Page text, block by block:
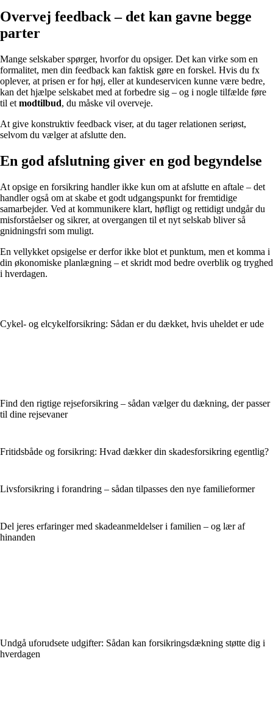
Overvej feedback – det kan gavne begge
parter
Mange selskaber spørger, hvorfor du opsiger. Det kan virke som en
formalitet, men din feedback kan faktisk gøre en forskel. Hvis du fx
oplever, at prisen er for høj, eller at kundeservicen kunne være bedre,
kan det hjælpe selskabet med at forbedre sig – og i nogle tilfælde føre
til et modtilbud, du måske vil overveje.
At give konstruktiv feedback viser, at du tager relationen seriøst,
selvom du vælger at afslutte den.
En god afslutning giver en god begyndelse
At opsige en forsikring handler ikke kun om at afslutte en aftale – det
handler også om at skabe et godt udgangspunkt for fremtidige
samarbejder. Ved at kommunikere klart, høfligt og rettidigt undgår du
misforståelser og sikrer, at overgangen til et nyt selskab bliver så
gnidningsfri som muligt.
En vellykket opsigelse er derfor ikke blot et punktum, men et komma i
din økonomiske planlægning – et skridt mod bedre overblik og tryghed
i hverdagen.
Cykel- og elcykelforsikring: Sådan er du dækket, hvis uheldet er ude
Find den rigtige rejseforsikring – sådan vælger du dækning, der passer
til dine rejsevaner
Fritidsbåde og forsikring: Hvad dækker din skadesforsikring egentlig?
Livsforsikring i forandring – sådan tilpasses den nye familieformer
Del jeres erfaringer med skadeanmeldelser i familien – og lær af
hinanden
Undgå uforudsete udgifter: Sådan kan forsikringsdækning støtte dig i
hverdagen